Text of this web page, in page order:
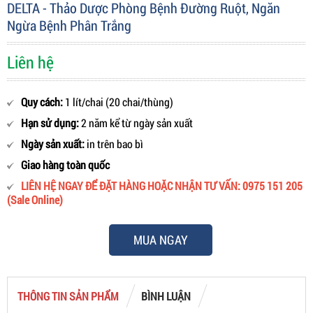
DELTA - Thảo Dược Phòng Bệnh Đường Ruột, Ngăn
Ngừa Bệnh Phân Trắng
Liên hệ
Quy cách:1 lít/chai (20 chai/thùng)
Hạn sử dụng:2 năm kể từ ngày sản xuất
Ngày sản xuất:in trên bao bì
Giao hàng toàn quốc
LIÊN HỆ NGAY ĐỂ ĐẶT HÀNG HOẶC NHẬN TƯ VẤN: 0975 151 205
(Sale Online)
MUA NGAY
THÔNG TIN SẢN PHẨM BÌNH LUẬN